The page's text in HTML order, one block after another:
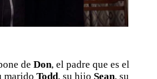
de Don, el padre que es el
marido Todd, su hijo Sean, su